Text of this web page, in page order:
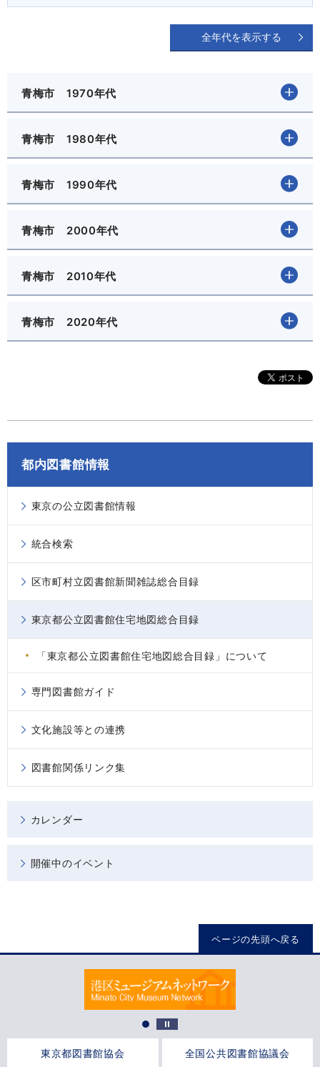
全年代を表示する
青梅市 1970年代
青梅市 1980年代
青梅市 1990年代
青梅市 2000年代
青梅市 2010年代
青梅市 2020年代
都内図書館情報
東京の公立図書館情報
統合検索
区市町村立図書館新聞雑誌総合目録
東京都公立図書館住宅地図総合目録
「東京都公立図書館住宅地図総合目録」について
専門図書館ガイド
文化施設等との連携
図書館関係リンク集
カレンダー
開催中のイベント
ページの先頭へ戻る
東京都図書館協会 全国公共図書館協議会